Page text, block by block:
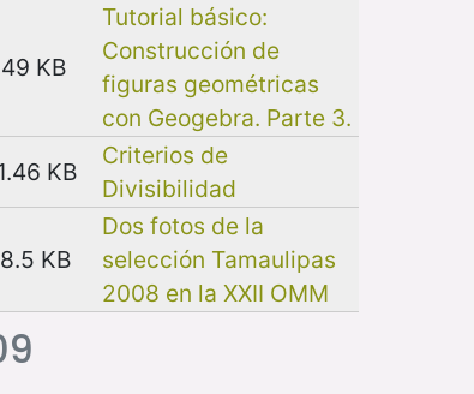
KB
Tutorial básico:
Construcción de
figuras geométricas
con Geogebra. Parte 3.
KB
Criterios de
Divisibilidad
KB
Dos fotos de la
selección Tamaulipas
2008 en la XXII OMM